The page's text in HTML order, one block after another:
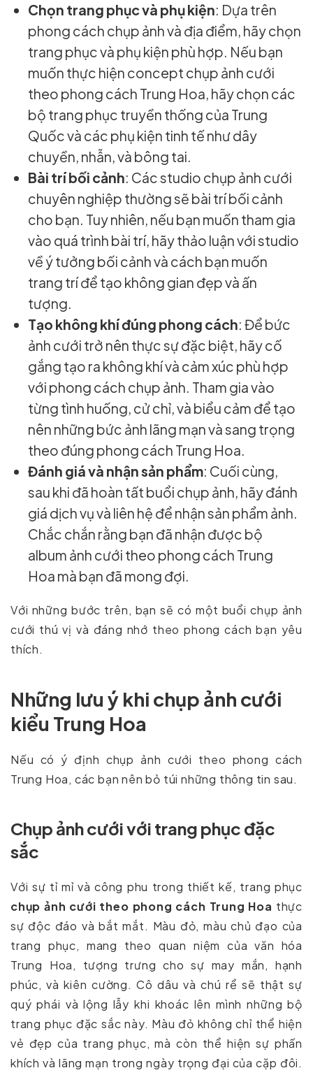
Chọn trang phục và phụ kiện: Dựa trên
phong cách chụp ảnh và địa điểm, hãy chọn
trang phục và phụ kiện phù hợp. Nếu bạn
muốn thực hiện concept chụp ảnh cưới
theo phong cách Trung Hoa, hãy chọn các
bộ trang phục truyền thống của Trung
Quốc và các phụ kiện tinh tế như dây
chuyền, nhẫn, và bông tai.
Bài trí bối cảnh: Các studio chụp ảnh cưới
chuyên nghiệp thường sẽ bài trí bối cảnh
cho bạn. Tuy nhiên, nếu bạn muốn tham gia
vào quá trình bài trí, hãy thảo luận với studio
về ý tưởng bối cảnh và cách bạn muốn
trang trí để tạo không gian đẹp và ấn
tượng.
Tạo không khí đúng phong cách: Để bức
ảnh cưới trở nên thực sự đặc biệt, hãy cố
gắng tạo ra không khí và cảm xúc phù hợp
với phong cách chụp ảnh. Tham gia vào
từng tình huống, cử chỉ, và biểu cảm để tạo
nên những bức ảnh lãng mạn và sang trọng
theo đúng phong cách Trung Hoa.
Đánh giá và nhận sản phẩm: Cuối cùng,
sau khi đã hoàn tất buổi chụp ảnh, hãy đánh
giá dịch vụ và liên hệ để nhận sản phẩm ảnh.
Chắc chắn rằng bạn đã nhận được bộ
album ảnh cưới theo phong cách Trung
Hoa mà bạn đã mong đợi.
Với những bước trên, bạn sẽ có một buổi chụp ảnh
cưới thú vị và đáng nhớ theo phong cách bạn yêu
thích.
Những lưu ý khi chụp ảnh cưới
kiểu Trung Hoa
Nếu có ý định chụp ảnh cưới theo phong cách
Trung Hoa, các bạn nên bỏ túi những thông tin sau.
Chụp ảnh cưới với trang phục đặc
sắc
Với sự tỉ mỉ và công phu trong thiết kế, trang phục
chụp ảnh cưới theo phong cách Trung Hoa thực
sự độc đáo và bắt mắt. Màu đỏ, màu chủ đạo của
trang phục, mang theo quan niệm của văn hóa
Trung Hoa, tượng trưng cho sự may mắn, hạnh
phúc, và kiên cường. Cô dâu và chú rể sẽ thật sự
quý phái và lộng lẫy khi khoác lên mình những bộ
trang phục đặc sắc này. Màu đỏ không chỉ thể hiện
vẻ đẹp của trang phục, mà còn thể hiện sự phấn
khích và lãng mạn trong ngày trọng đại của cặp đôi.